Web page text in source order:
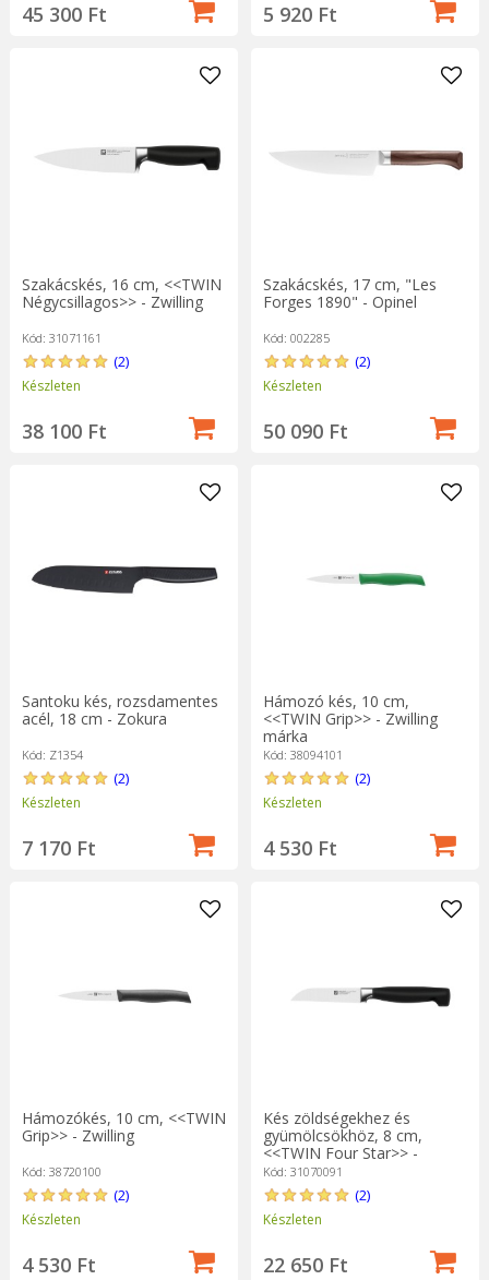
45 300 Ft 5 920 Ft
Szakácskés, 16 cm, <<TWIN
Négycsillagos>> - Zwilling
Kód: 31071161
(2)
Készleten
38 100 Ft
Szakácskés, 17 cm, "Les
Forges 1890" - Opinel
Kód: 002285
(2)
Készleten
50 090 Ft
Santoku kés, rozsdamentes
acél, 18 cm - Zokura
Kód: Z1354
(2)
Készleten
7 170 Ft
Hámozó kés, 10 cm,
<<TWIN Grip>> - Zwilling
márka
Kód: 38094101
(2)
Készleten
4 530 Ft
Hámozókés, 10 cm, <<TWIN
Grip>> - Zwilling
Kód: 38720100
(2)
Készleten
4 530 Ft
Kés zöldségekhez és
gyümölcsökhöz, 8 cm,
<<TWIN Four Star>> -
Zwilling
Kód: 31070091
(2)
Készleten
22 650 Ft